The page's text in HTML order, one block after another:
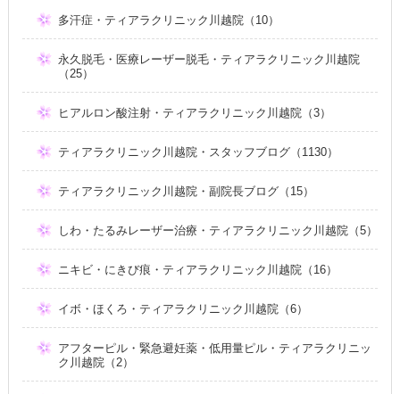
多汗症・ティアラクリニック川越院（10）
永久脱毛・医療レーザー脱毛・ティアラクリニック川越院
（25）
ヒアルロン酸注射・ティアラクリニック川越院（3）
ティアラクリニック川越院・スタッフブログ（1130）
ティアラクリニック川越院・副院長ブログ（15）
しわ・たるみレーザー治療・ティアラクリニック川越院（5）
ニキビ・にきび痕・ティアラクリニック川越院（16）
イボ・ほくろ・ティアラクリニック川越院（6）
アフターピル・緊急避妊薬・低用量ピル・ティアラクリニッ
ク川越院（2）